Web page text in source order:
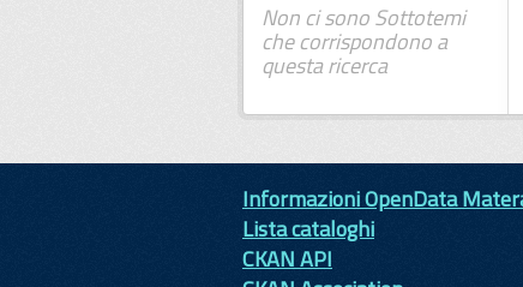
Non ci sono Sottotemi
che corrispondono a
questa ricerca
Informazioni OpenData
Lista cataloghi
CKAN API